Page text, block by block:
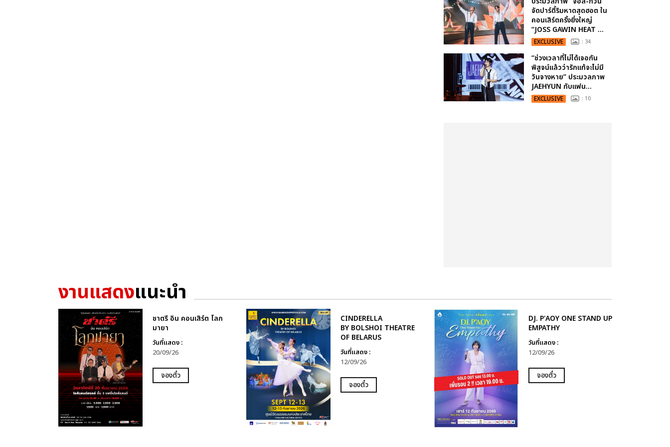
จัดปาร์ตี้ริมหาดสุดฮอต ใน
คอนเสิร์ตครั้งยิ่งใหญ่
“JOSS GAWIN HEAT ...
EXCLUSIVE : 34
“ช่วงเวลาที่ไม่ได้เจอกัน
พิสูจน์แล้วว่ารักแท้จะไม่มี
วันจางหาย” ประมวลภาพ
JAEHYUN กับแฟน...
EXCLUSIVE : 10
งานแสดงแนะนำ
ชาตรี อิน คอนเสิร์ต โลก
มายา
วันที่แสดง :
20/09/26
จองตั๋ว
CINDERELLA
BY BOLSHOI THEATRE
OF BELARUS
วันที่แสดง :
12/09/26
จองตั๋ว
DJ. P'AOY ONE STAND UP
EMPATHY
วันที่แสดง :
12/09/26
จองตั๋ว